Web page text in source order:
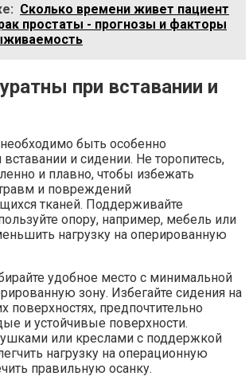
Сколько времени живет пациент
простаты - прогнозы и факторы
при вставании и
быть особенно
и сидении. Не торопитесь,
и плавно, чтобы избежать
и повреждений
тканей. Поддерживайте
опору, например, мебель или
нагрузку на оперированную
удобное место с минимальной
зону. Избегайте сидения на
поверхностях, предпочтительно
и устойчивые поверхности.
или креслами с поддержкой
нагрузку на операционную
правильную осанку.